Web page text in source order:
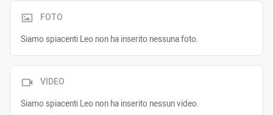
FOTO
Siamo spiacenti Leo non ha inserito nessuna foto.
VIDEO
Siamo spiacenti Leo non ha inserito nessun video.